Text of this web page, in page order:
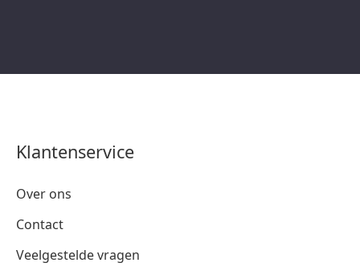
Klantenservice
Over ons
Contact
Veelgestelde vragen